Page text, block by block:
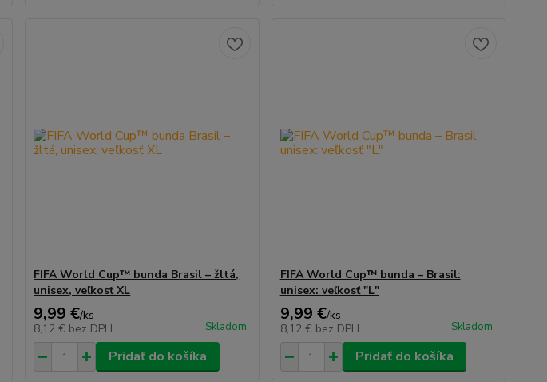
FIFA World Cup™ bunda Brasil – žltá,
unisex, veľkosť XL
9,99 €/ks
8,12 € bez DPH Skladom
Pridať do košíka
FIFA World Cup™ bunda – Brasil:
unisex: veľkosť "L"
9,99 €/ks
8,12 € bez DPH Skladom
Pridať do košíka